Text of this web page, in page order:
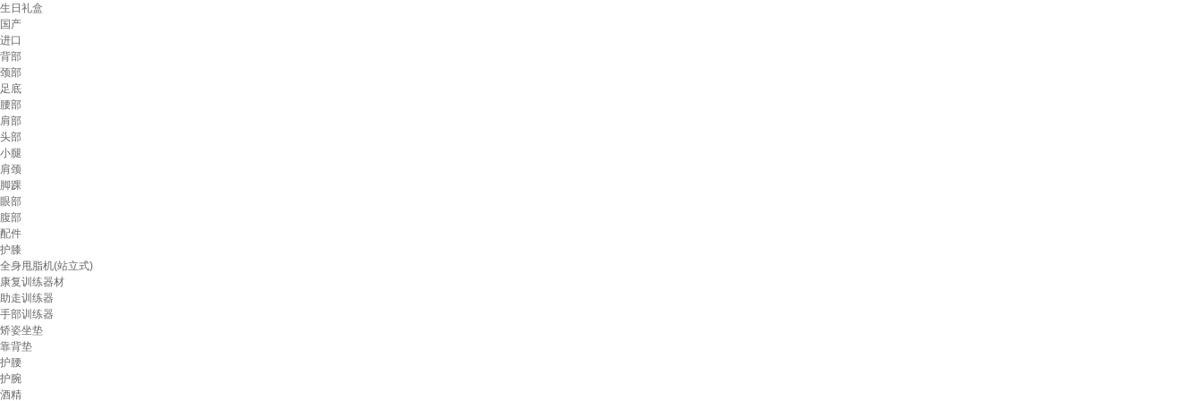
生日礼盒
国产
进口
背部
颈部
足底
腰部
肩部
头部
小腿
肩颈
脚踝
眼部
腹部
配件
护膝
全身甩脂机(站立式)
康复训练器材
助走训练器
手部训练器
矫姿坐垫
靠背垫
护腰
护腕
酒精